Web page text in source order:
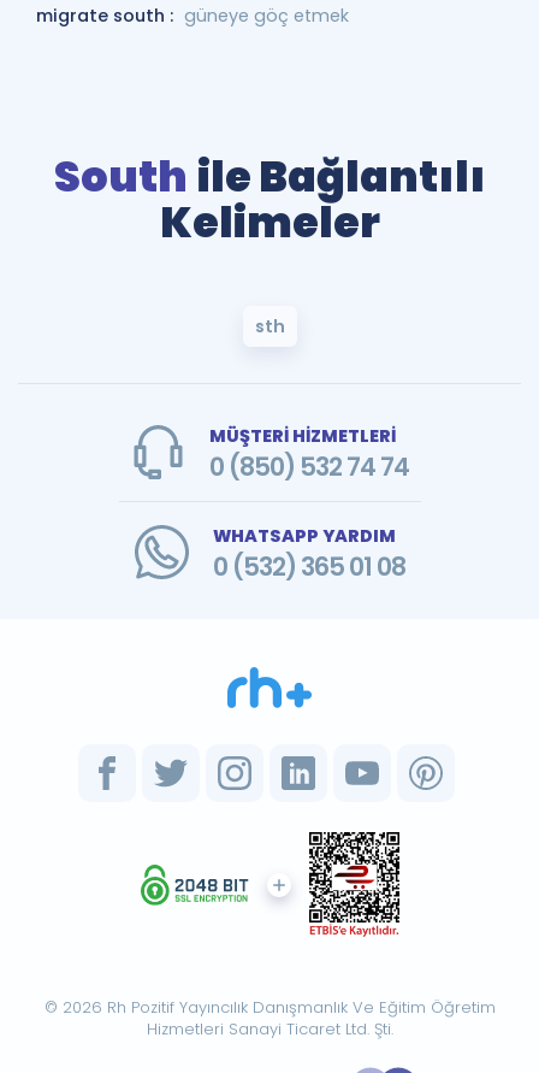
migrate south : güneye göç etmek
South ile Bağlantılı
Kelimeler
sth
MÜŞTERİ HİZMETLERİ
0 (850) 532 74 74
WHATSAPP YARDIM
0 (532) 365 01 08
© 2026 Rh Pozitif Yayıncılık Danışmanlık Ve Eğitim Öğretim
Hizmetleri Sanayi Ticaret Ltd. Şti.